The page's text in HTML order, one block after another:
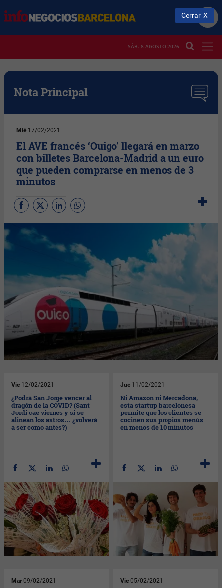
SÁB. 8 AGOSTO 2026
Nota Principal
Mié 17/02/2021
El AVE francés ‘Ouigo’ llegará en marzo
con billetes Barcelona-Madrid a un euro
que pueden comprarse en menos de 3
minutos
Vie 12/02/2021
¿Podrá San Jorge vencer al
dragón de la COVID? (Sant
Jordi cae viernes y si se
alinean los astros… ¿volverá
a ser como antes?)
Jue 11/02/2021
Ni Amazon ni Mercadona,
esta startup barcelonesa
permite que los clientes se
cocinen sus propios menús
en menos de 10 minutos
Mar 09/02/2021 Vie 05/02/2021
Cerrar